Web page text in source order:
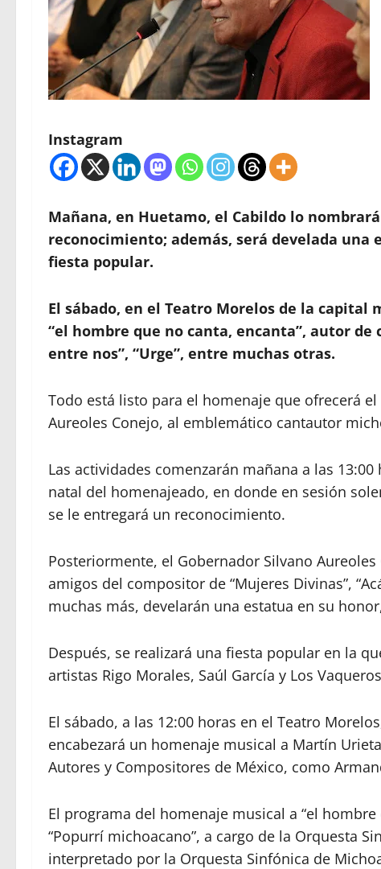
Instagram
Mañana, en Huetamo, el Cabildo lo
reconocimiento; además, será develada una
fiesta popular.
El sábado, en el Teatro Morelos de la
“el hombre que no canta, encanta”, autor de
entre nos”, “Urge”, entre muchas otras.
Todo está listo para el homenaje que ofrecerá
Aureoles Conejo, al emblemático cantautor
Las actividades comenzarán mañana a las
natal del homenajeado, en donde en sesión
se le entregará un reconocimiento.
Posteriormente, el Gobernador Silvano
amigos del compositor de “Mujeres Divinas”,
muchas más, develarán una estatua en su
Después, se realizará una fiesta popular en la
artistas Rigo Morales, Saúl García y Los
El sábado, a las 12:00 horas en el Teatro
encabezará un homenaje musical a Martín
Autores y Compositores de México, como
El programa del homenaje musical a “el
“Popurrí michoacano”, a cargo de la Orquesta
interpretado por la Orquesta Sinfónica de